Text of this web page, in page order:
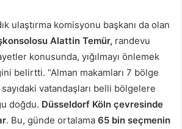
ulaştırma komisyonu başkanı da olan
Alattin Temür, randevu
konusunda, yığılmayı önlemek
belirtti. “Alman makamları 7 bölge
vatandaşları belli bölgelere
doğdu. Düsseldorf Köln çevresinde
. Bu, günde ortalama 65 bin seçmenin